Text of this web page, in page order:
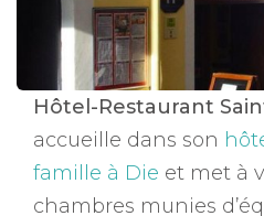
Hôtel-Restaurant
accueille dans son
famille à Die et met à
chambres munies